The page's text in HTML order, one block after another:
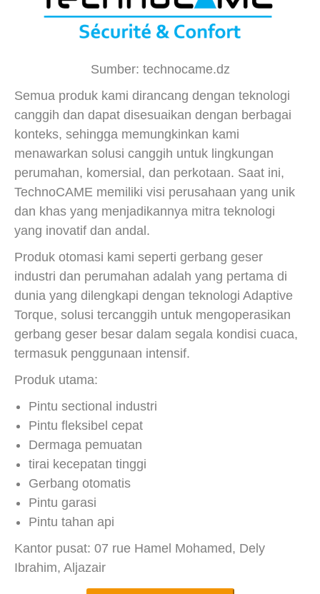
Sumber: technocame.dz
Semua produk kami dirancang dengan teknologi
canggih dan dapat disesuaikan dengan berbagai
konteks, sehingga memungkinkan kami
menawarkan solusi canggih untuk lingkungan
perumahan, komersial, dan perkotaan. Saat ini,
TechnoCAME memiliki visi perusahaan yang unik
dan khas yang menjadikannya mitra teknologi
yang inovatif dan andal.
Produk otomasi kami seperti gerbang geser
industri dan perumahan adalah yang pertama di
dunia yang dilengkapi dengan teknologi Adaptive
Torque, solusi tercanggih untuk mengoperasikan
gerbang geser besar dalam segala kondisi cuaca,
termasuk penggunaan intensif.
Produk utama:
Pintu sectional industri
Pintu fleksibel cepat
Dermaga pemuatan
tirai kecepatan tinggi
Gerbang otomatis
Pintu garasi
Pintu tahan api
Kantor pusat: 07 rue Hamel Mohamed, Dely
Ibrahim, Aljazair